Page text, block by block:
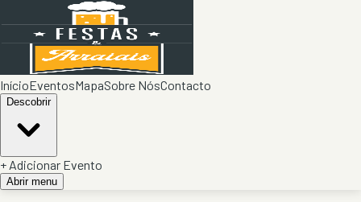
InícioEventosMapaSobre NósContacto
Descobrir
+ Adicionar Evento
Abrir menu